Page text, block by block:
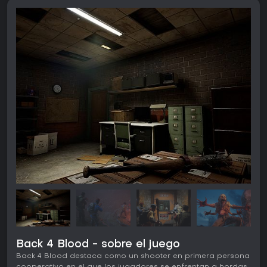
Back 4 Blood - sobre el juego
Back 4 Blood destaca como un shooter en primera persona